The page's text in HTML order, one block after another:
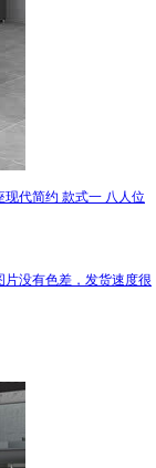
代简约 款式一 八人位
没有色差，发货速度很